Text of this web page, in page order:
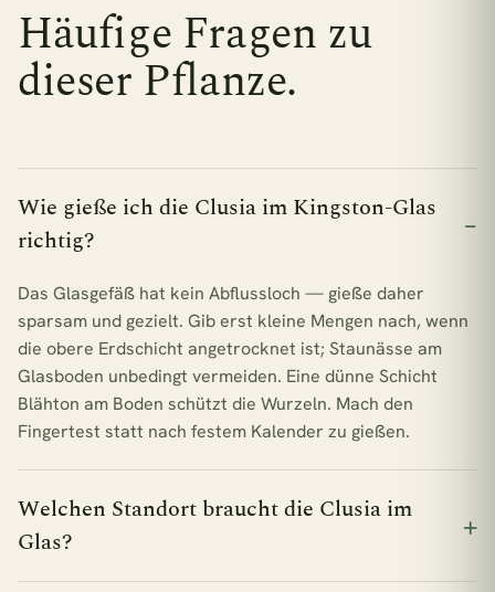
Häufige Fragen zu
dieser Pflanze.
Wie gieße ich die Clusia im Kingston-Glas
richtig?
Das Glasgefäß hat kein Abflussloch — gieße daher
sparsam und gezielt. Gib erst kleine Mengen nach, wenn
die obere Erdschicht angetrocknet ist; Staunässe am
Glasboden unbedingt vermeiden. Eine dünne Schicht
Blähton am Boden schützt die Wurzeln. Mach den
Fingertest statt nach festem Kalender zu gießen.
Welchen Standort braucht die Clusia im
Glas?